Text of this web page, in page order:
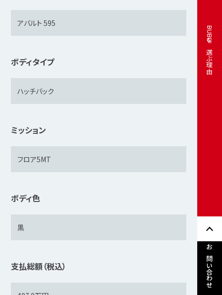
BUBUを選ぶ理由
お問い合わせ
ボディタイプ
ミッション
ボディ色
支払総額（税込）